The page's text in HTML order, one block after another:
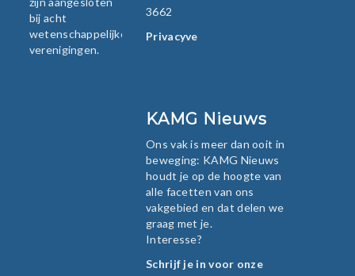
bij acht
wetenschappelijke
verenigingen.
3662
Privacyverklaring
KAMG Nieuws
Ons vak is meer dan ooit in
beweging: KAMG Nieuws
houdt je op de hoogte van
alle facetten van ons
vakgebied en dat delen we
graag met je.
Interesse?
Schrijf je in voor onze